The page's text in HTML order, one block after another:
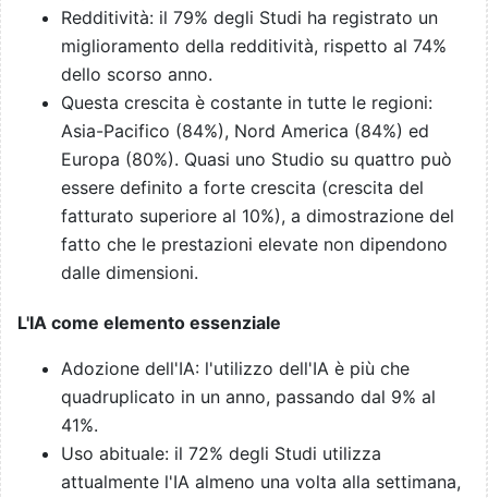
Redditività: il 79% degli Studi ha registrato un
miglioramento della redditività, rispetto al 74%
dello scorso anno.
Questa crescita è costante in tutte le regioni:
Asia-Pacifico (84%), Nord America (84%) ed
Europa (80%). Quasi uno Studio su quattro può
essere definito a forte crescita (crescita del
fatturato superiore al 10%), a dimostrazione del
fatto che le prestazioni elevate non dipendono
dalle dimensioni.
L'IA come elemento essenziale
Adozione dell'IA: l'utilizzo dell'IA è più che
quadruplicato in un anno, passando dal 9% al
41%.
Uso abituale: il 72% degli Studi utilizza
attualmente l'IA almeno una volta alla settimana,